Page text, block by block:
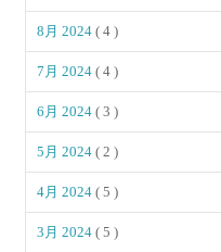
8月 2024( 4 )
7月 2024( 4 )
6月 2024( 3 )
5月 2024( 2 )
4月 2024( 5 )
3月 2024( 5 )